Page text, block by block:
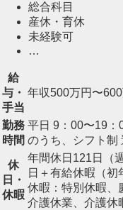
総合科目
産休・育休
未経験可
…
給
与・
手当
年収500万円〜600
勤務
時間
平日 9：00〜19
のうち、シフト制
休
日・
休暇
年間休日121日（
日＋有給休暇（
休暇：特別休暇、
介護休業、介護休